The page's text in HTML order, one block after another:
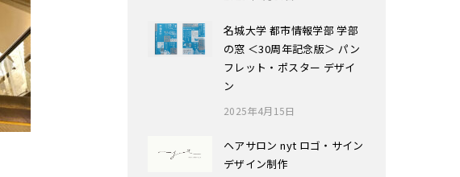
名城大学 都市情報学部 学部
の窓 ＜30周年記念版＞ パン
フレット・ポスター デザイ
ン
2025年4月15日
ヘアサロン nyt ロゴ・サイン
デザイン制作